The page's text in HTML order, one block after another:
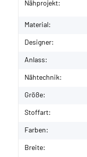
Wert
Nähprojekt:
Material:
Designer:
Anlass:
Nähtechnik:
Größe:
Stoffart:
Farben:
Breite: